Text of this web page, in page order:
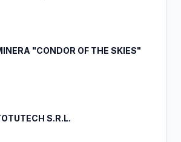
"CONDOR OF THE SKIES"
S.R.L.